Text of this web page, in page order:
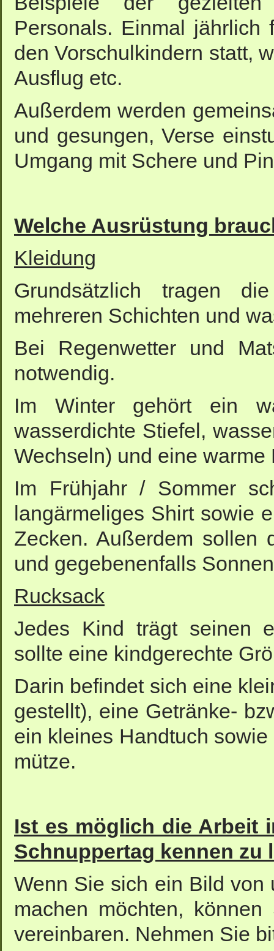
Personals. Einmal jährlich
den Vorschulkindern statt,
Ausflug etc.
Außerdem werden
und gesungen, Verse
Umgang mit Schere und
Welche Ausrüstung
Kleidung
Grundsätzlich tragen
mehreren Schichten und
Bei Regenwetter und
notwendig.
Im Winter gehört ein
wasserdichte Stiefel,
Wechseln) und eine warme
Im Frühjahr / Sommer
langärmeliges Shirt sowie
Zecken. Außerdem sollen
und gegebenenfalls
Rucksack
Jedes Kind trägt seinen
sollte eine kindgerechte
Darin befindet sich eine
gestellt), eine Getränke-
ein kleines Handtuch
mütze.
Ist es möglich die Arbeit
Schnuppertag kennen zu
Wenn Sie sich ein Bild von
machen möchten,
vereinbaren. Nehmen Sie